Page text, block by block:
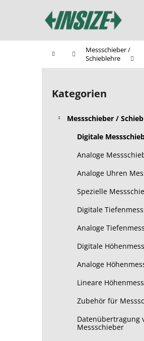
StartseiteMessschieber /
Schieblehre
S
Kategorien
überspringen
Kategorien
Messschieber /
Digitale
Analoge
Analoge Uhren
Spezielle
Digitale
Analoge
Digitale
Analoge
Lineare
Zubehör für
Datenübertragung
Messschieber
e
Zurück
zum
Einkaufen
Zurück
zum
Einkaufen